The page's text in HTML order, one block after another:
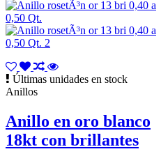
Últimas unidades en stock
Anillos
Anillo en oro blanco
18kt con brillantes